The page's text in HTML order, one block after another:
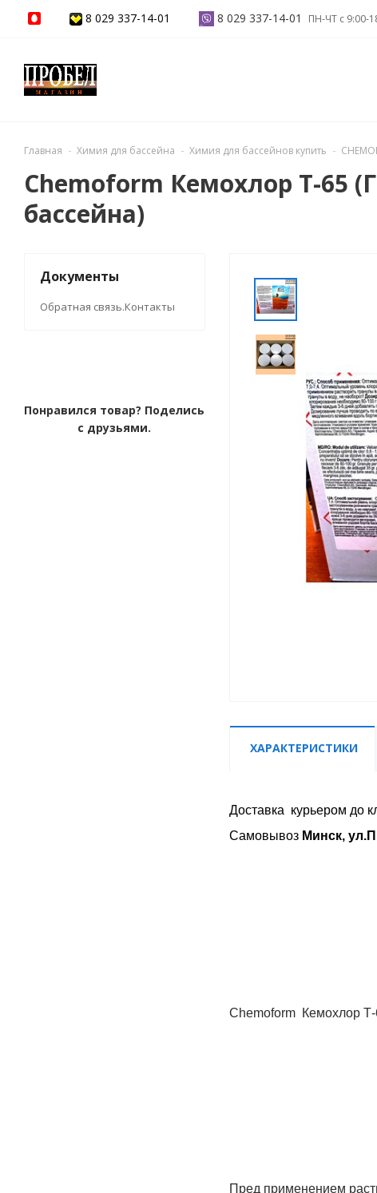
8 029 337-14-01 8 029 337-14-01 ПН-ЧТ с 9:00-
Главная Химия для бассейна Химия для бассейнов купить
Chemoform Кемохлор Т-65
бассейна)
Документы
Обратная связь.Контакты
Понравился товар? Поделись
с друзьями.
ХАРАКТЕРИСТИКИ
Доставка курьером до
Самовывоз Минск,
Chemoform Кемохлор Т-
Пред применением